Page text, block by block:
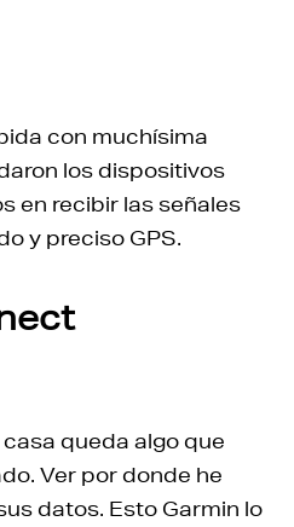
con muchísima
los dispositivos
en recibir las señales
y preciso GPS.
queda algo que
Ver por donde he
datos. Esto Garmin lo